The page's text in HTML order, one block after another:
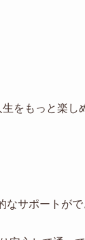
をもっと楽し
なサポートが